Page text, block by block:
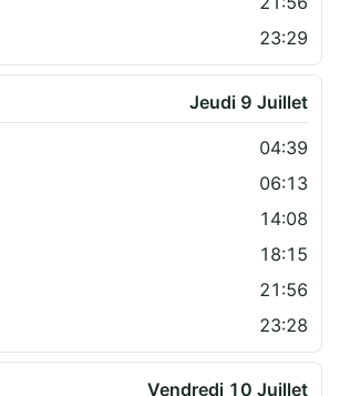
23:29
Jeudi 9 Juillet
04:39
06:13
14:08
18:15
21:56
23:28
Vendredi 10 Juillet